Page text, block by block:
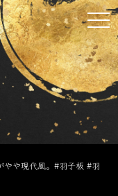
やや現代風。#羽子板 #羽